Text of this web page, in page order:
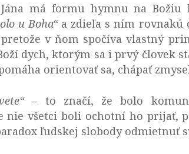
má formu hymnu na
u Boha“ a zdieľa s ním rovnakú
v ňom spočíva vlastný
dych, ktorým sa i prvý človek
orientovať sa, chápať
– to značí, že bolo
nie všetci boli ochotní ho prijať,
ľudskej slobody odmietnuť